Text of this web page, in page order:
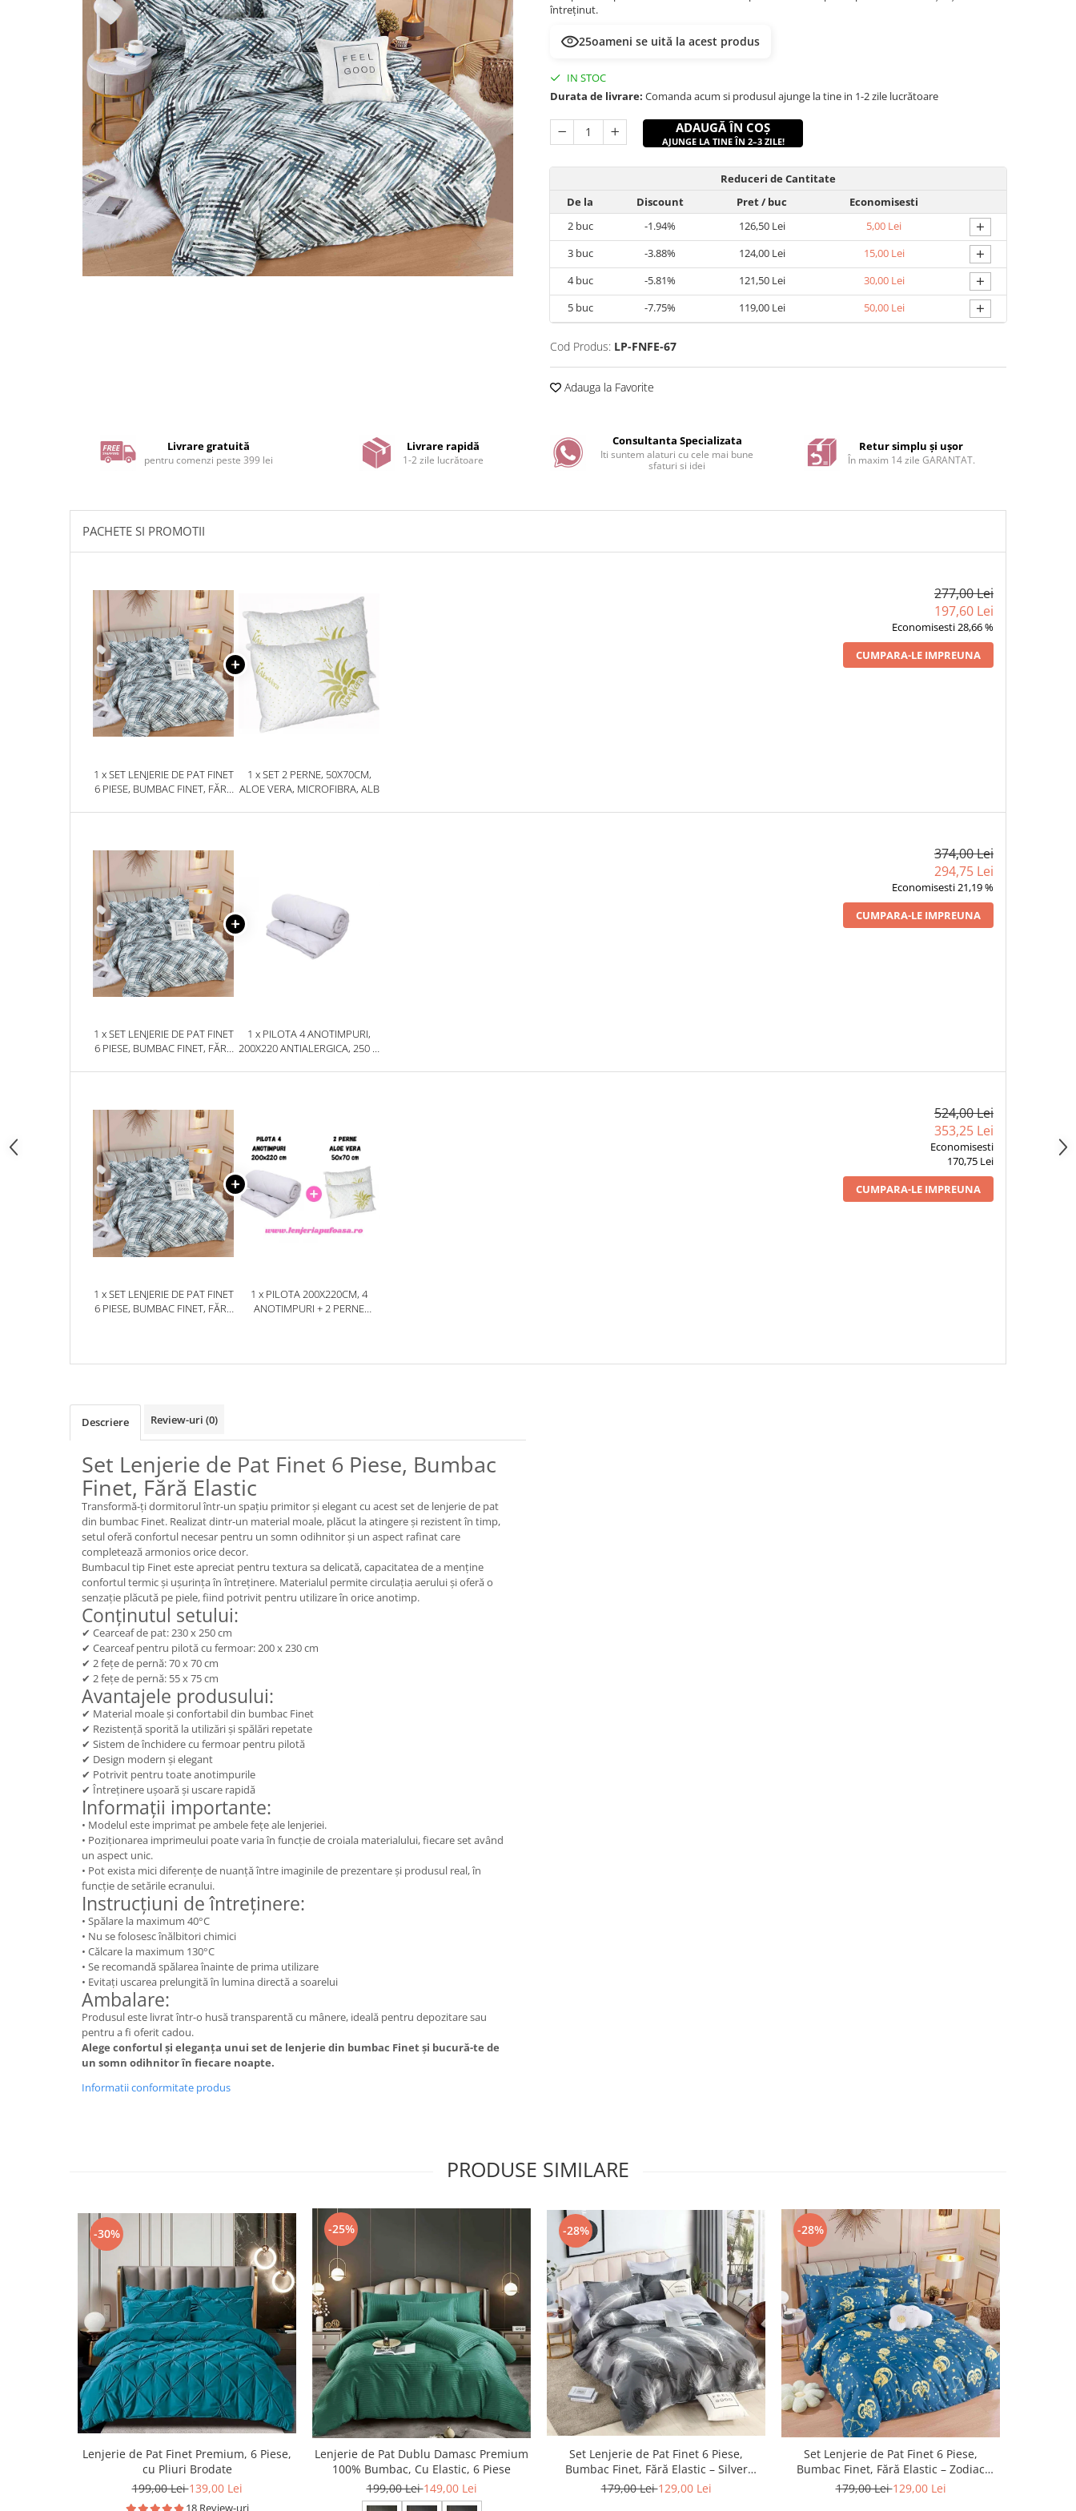
întreținut.
25oameni se uită la acest produs
IN STOC
Durata de livrare: Comanda acum si produsul ajunge la tine in 1-2 zile lucrătoare
ADAUGĂ ÎN COȘ
AJUNGE LA TINE ÎN 2–3 ZILE!
Reduceri de Cantitate
De la
Discount Pret/ buc
Economisesti
2buc -1.94% 126,50 Lei 5,00 Lei +
3buc -3.88% 124,00 Lei 15,00 Lei +
4buc -5.81% 121,50 Lei 30,00 Lei +
5buc -7.75% 119,00 Lei 50,00 Lei +
Cod Produs: LP-FNFE-67
Adauga la Favorite
Livrare gratuită
pentru comenzi peste 399 lei
Livrare rapidă
1-2 zile lucrătoare
Consultanta Specializata
Iti suntem alaturi cu cele mai bune
sfaturi si idei
Retur simplu și ușor
În maxim 14 zile GARANTAT.
PACHETE SI PROMOTII
1 x SET LENJERIE DE PAT FINET
6 PIESE, BUMBAC FINET, FĂRĂ
1 x SET 2 PERNE, 50X70CM,
ALOE VERA, MICROFIBRA, ALB
277,00 Lei
197,60 Lei
Economisesti 28,66 %
CUMPARA-LE IMPREUNA
1 x SET LENJERIE DE PAT FINET
6 PIESE, BUMBAC FINET, FĂRĂ
1 x PILOTA 4 ANOTIMPURI,
200X220 ANTIALERGICA, 250 G
374,00 Lei
294,75 Lei
Economisesti 21,19 %
CUMPARA-LE IMPREUNA
1 x SET LENJERIE DE PAT FINET
6 PIESE, BUMBAC FINET, FĂRĂ
1 x PILOTA 200X220CM, 4
ANOTIMPURI + 2 PERNE
524,00 Lei
353,25 Lei
Economisesti
170,75 Lei
CUMPARA-LE IMPREUNA
Descriere Review-uri (0)
Set Lenjerie de Pat Finet 6 Piese, Bumbac
Finet, Fără Elastic
Transformă-ți dormitorul într-un spațiu primitor și elegant cu acest set de lenjerie de pat
din bumbac Finet. Realizat dintr-un material moale, plăcut la atingere și rezistent în timp,
setul oferă confortul necesar pentru un somn odihnitor și un aspect rafinat care
completează armonios orice decor.
Bumbacul tip Finet este apreciat pentru textura sa delicată, capacitatea de a menține
confortul termic și ușurința în întreținere. Materialul permite circulația aerului și oferă o
senzație plăcută pe piele, fiind potrivit pentru utilizare în orice anotimp.
Conținutul setului:
✔ Cearceaf de pat: 230 x 250 cm
✔ Cearceaf pentru pilotă cu fermoar: 200 x 230 cm
✔ 2 fețe de pernă: 70 x 70 cm
✔ 2 fețe de pernă: 55 x 75 cm
Avantajele produsului:
✔ Material moale și confortabil din bumbac Finet
✔ Rezistență sporită la utilizări și spălări repetate
✔ Sistem de închidere cu fermoar pentru pilotă
✔ Design modern și elegant
✔ Potrivit pentru toate anotimpurile
✔ Întreținere ușoară și uscare rapidă
Informații importante:
• Modelul este imprimat pe ambele fețe ale lenjeriei.
• Poziționarea imprimeului poate varia în funcție de croiala materialului, fiecare set având
un aspect unic.
• Pot exista mici diferențe de nuanță între imaginile de prezentare și produsul real, în
funcție de setările ecranului.
Instrucțiuni de întreținere:
• Spălare la maximum 40°C
• Nu se folosesc înălbitori chimici
• Călcare la maximum 130°C
• Se recomandă spălarea înainte de prima utilizare
• Evitați uscarea prelungită în lumina directă a soarelui
Ambalare:
Produsul este livrat într-o husă transparentă cu mânere, ideală pentru depozitare sau
pentru a fi oferit cadou.
Alege confortul și eleganța unui set de lenjerie din bumbac Finet și bucură-te de
un somn odihnitor în fiecare noapte.
Informatii conformitate produs
PRODUSE SIMILARE
-30%
Lenjerie de Pat Finet Premium, 6 Piese,
cu Pliuri Brodate
199,00 Lei139,00 Lei
18 Review-uri
-25%
Lenjerie de Pat Dublu Damasc Premium
100% Bumbac, Cu Elastic, 6 Piese
199,00 Lei149,00 Lei
-28%
Set Lenjerie de Pat Finet 6 Piese,
Bumbac Finet, Fără Elastic – Silver
Feather
179,00 Lei129,00 Lei
-28%
Set Lenjerie de Pat Finet 6 Piese,
Bumbac Finet, Fără Elastic – Zodiac
Dreams
179,00 Lei129,00 Lei